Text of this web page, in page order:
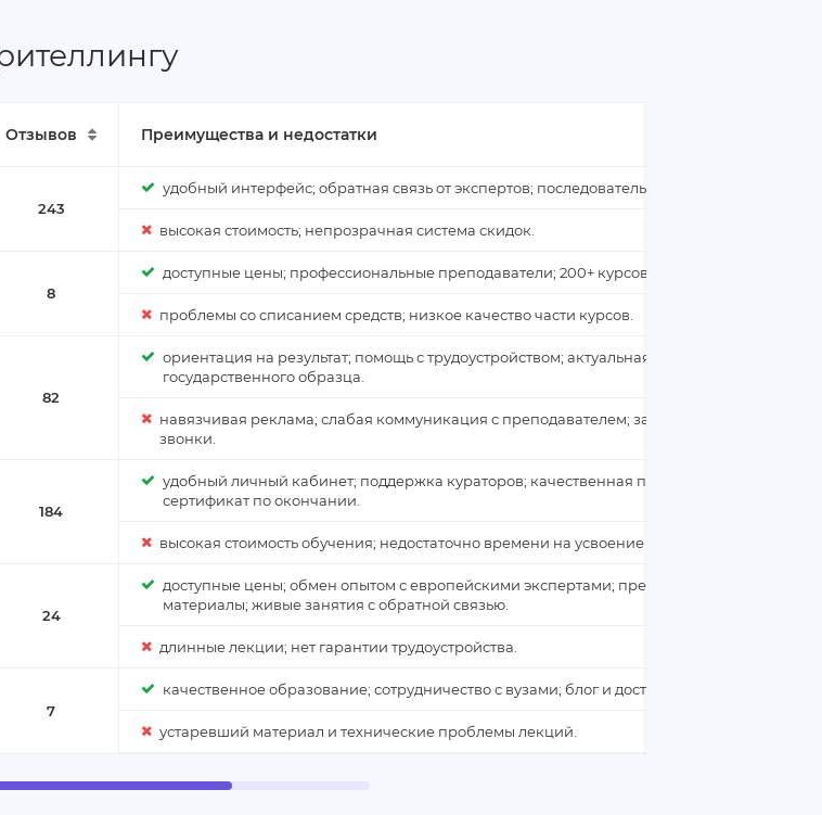
Отзывов Преимущества и недостатки
243
удобный интерфейс; обратная связь от экспертов; последовательная подача материала.
высокая стоимость; непрозрачная система скидок.
8
доступные цены; профессиональные преподаватели; 200+ курсов; подарочные
проблемы со списанием средств; низкое качество части курсов.
82
ориентация на результат; помощь с трудоустройством; актуальная информация;
государственного образца.
навязчивая реклама; слабая коммуникация с преподавателем; завышенная стоимость
звонки.
184
удобный личный кабинет; поддержка кураторов; качественная подача материала;
сертификат по окончании.
высокая стоимость обучения; недостаточно времени на усвоение материала.
24
доступные цены; обмен опытом с европейскими экспертами; преподаватели-практики;
материалы; живые занятия с обратной связью.
длинные лекции; нет гарантии трудоустройства.
7
качественное образование; сотрудничество с вузами; блог и доступные курсы.
устаревший материал и технические проблемы лекций.